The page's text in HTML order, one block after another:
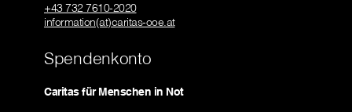
+43 732 7610-2020
information(at)caritas-ooe.at
Spendenkonto
Caritas für Menschen in Not